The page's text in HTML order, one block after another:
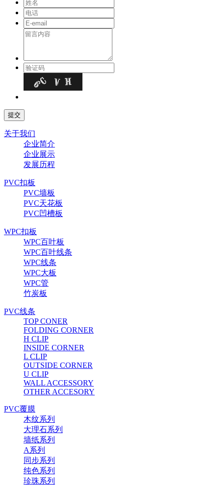
关于我们
企业简介
企业展示
发展历程
PVC扣板
PVC墙板
PVC天花板
PVC凹槽板
WPC扣板
WPC百叶板
WPC百叶线条
WPC线条
WPC大板
WPC管
竹炭板
PVC线条
TOP CONER
FOLDING CORNER
H CLIP
INSIDE CORNER
L CLIP
OUTSIDE CORNER
U CLIP
WALL ACCESSORY
OTHER ACCESORY
PVC覆膜
木纹系列
大理石系列
墙纸系列
A系列
同步系列
纯色系列
珍珠系列